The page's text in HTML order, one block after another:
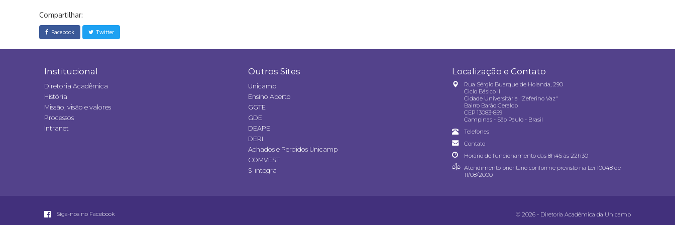
Compartilhar:
Facebook Twitter
Institucional
Diretoria Acadêmica
História
Missão, visão e valores
Processos
Intranet
Outros Sites
Unicamp
Ensino Aberto
GGTE
GDE
DEAPE
DERI
Achados e Perdidos Unicamp
COMVEST
S-integra
Localização e Contato
Rua Sérgio Buarque de Holanda, 290
Ciclo Básico II
Cidade Universitária "Zeferino Vaz"
Bairro Barão Geraldo
CEP 13083-859
Campinas - São Paulo - Brasil
Telefones
Contato
Horário de funcionamento das 8h45 às 22h30
Atendimento prioritário conforme previsto na Lei 10048 de
11/08/2000
Siga-nos no Facebook © 2026 - Diretoria Acadêmica da Unicamp